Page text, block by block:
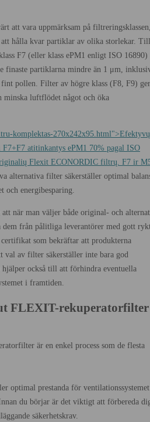
att vara uppmärksam på
hålla kvar partiklar av olika storlekar. Till
F7 (eller klass ePM1 enligt ISO 16890)
finaste partiklarna mindre än 1 μm,
pollen. Filter av högre klass (F8, F9) ger
minska luftflödet något och öka
komplektas-270x242x95.html">Efektyvų
atitinkantys ePM1 70% pagal ISO
Flexit ECONORDIC filtrų. F7 ir
alternativa filter säkerställer optimal
energibesparing.
när man väljer både original- och
från pålitliga leverantörer med gott
som bekräftar att produkterna
val av filter säkerställer inte bara god
också till att förhindra eventuella
i framtiden.
FLEXIT-rekuperatorfilter
är en enkel process som de flesta
optimal prestanda för ventilationssystemet
du börjar är det viktigt att förbereda
säkerhetskrav.